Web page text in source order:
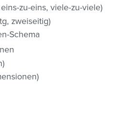
zu-eins, viele-zu-viele)
zweiseitig)
Schema